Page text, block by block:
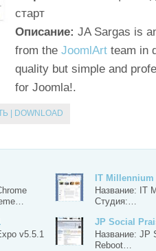
старт
Описание: JA Sargas is
from the JoomlArt team in
quality but simple and
for Joomla!.
| DOWNLOAD
IT Millennium
Название: IT
Студия:…
v5.5.1
JP Social
Название: JP
Reboot…